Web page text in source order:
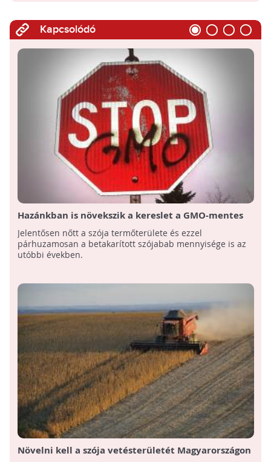
Kapcsolódó
Hazánkban is növekszik a kereslet a GMO-mentes
szója iránt
Jelentősen nőtt a szója termőterülete és ezzel
párhuzamosan a betakarított szójabab mennyisége is az
utóbbi években.
Növelni kell a szója vetésterületét Magyarországon